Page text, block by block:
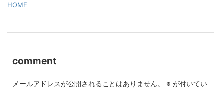
HOME
comment
メールアドレスが公開されることはありません。 ※ が付いてい